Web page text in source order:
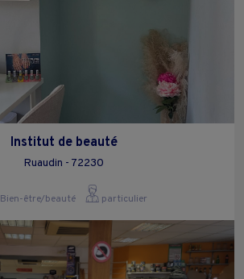
Institut de beauté
Ruaudin - 72230
Bien-être/beauté particulier